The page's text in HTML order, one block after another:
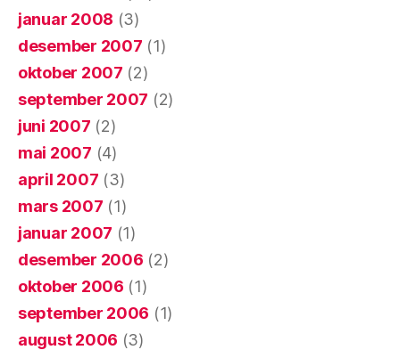
januar 2008 (3)
desember 2007 (1)
oktober 2007 (2)
september 2007 (2)
juni 2007 (2)
mai 2007 (4)
april 2007 (3)
mars 2007 (1)
januar 2007 (1)
desember 2006 (2)
oktober 2006 (1)
september 2006 (1)
august 2006 (3)